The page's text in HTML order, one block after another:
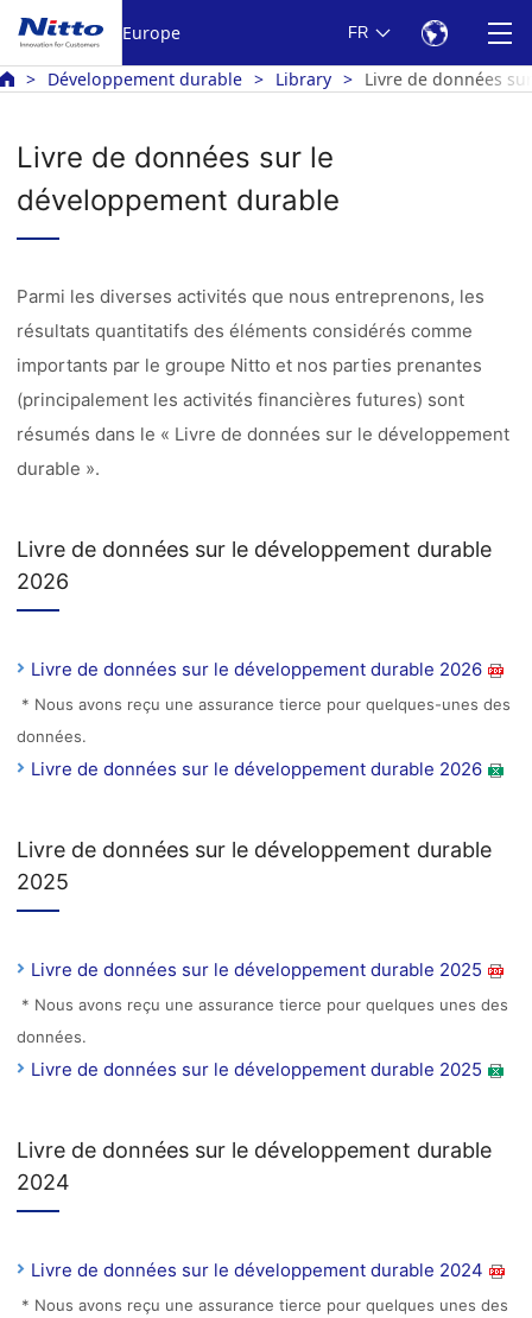
Europe FR
Développement durable Library Livre de données
Livre de données sur le
développement durable
Parmi les diverses activités que nous entreprenons, les
résultats quantitatifs des éléments considérés comme
importants par le groupe Nitto et nos parties prenantes
(principalement les activités financières futures) sont
résumés dans le « Livre de données sur le développement
durable ».
Livre de données sur le développement durable
2026
Livre de données sur le développement durable 2026
* Nous avons reçu une assurance tierce pour quelques-unes des
données.
Livre de données sur le développement durable 2026
Livre de données sur le développement durable
2025
Livre de données sur le développement durable 2025
* Nous avons reçu une assurance tierce pour quelques unes des
données.
Livre de données sur le développement durable 2025
Livre de données sur le développement durable
2024
Livre de données sur le développement durable 2024
* Nous avons reçu une assurance tierce pour quelques unes des